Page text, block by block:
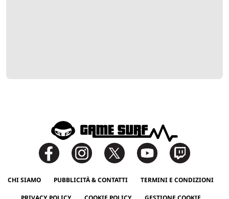
CHI SIAMO PUBBLICITÀ & CONTATTI TERMINI E CONDIZIONI